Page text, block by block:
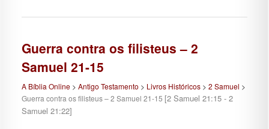
Guerra contra os filisteus – 2
Samuel 21-15
A Bíblia Online> Antigo Testamento > Livros Históricos> 2 Samuel >
Guerra contra os filisteus – 2 Samuel 21-15 [2 Samuel 21:15 - 2
Samuel 21:22]